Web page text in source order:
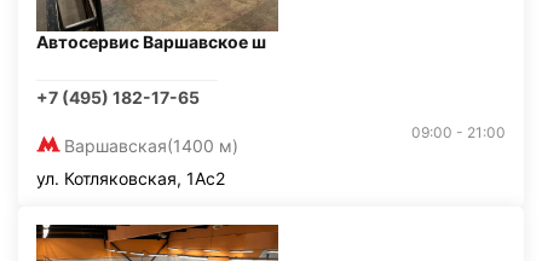
Автосервис Варшавское ш
+7 (495) 182-17-65
Варшавская(1400 м)
09:00 - 21:00
ул. Котляковская, 1Ас2